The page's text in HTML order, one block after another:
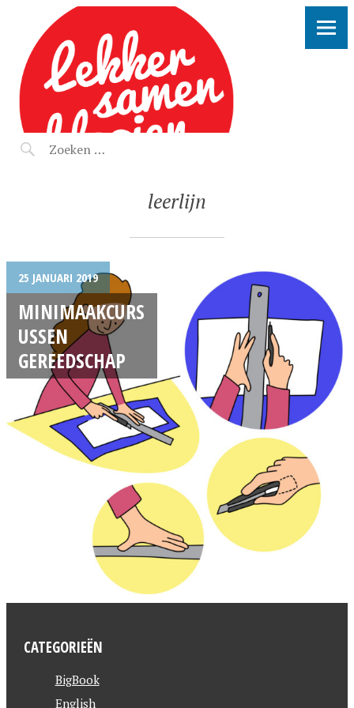
LEKKER SAMEN KLOOIEN
leerlijn
25 JANUARI 2019
MINIMAAKCURS
USSEN
GEREEDSCHAP
CATEGORIEËN
BigBook
English